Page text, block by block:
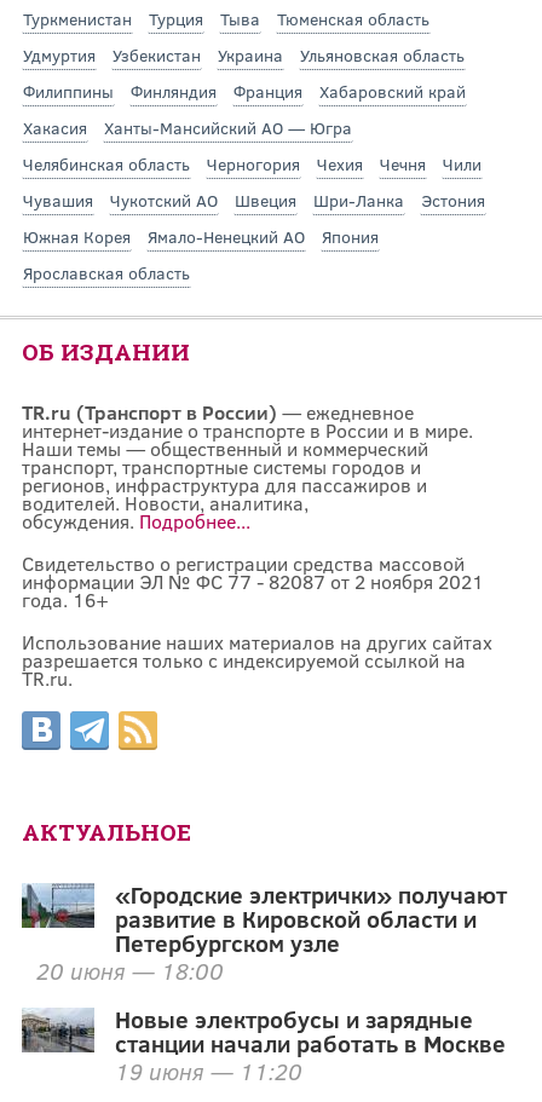
Туркменистан
Турция Тыва
Тюменская область
Удмуртия
Узбекистан Украина
Ульяновская область
Филиппины
Финляндия Франция
Хабаровский край
Хакасия
Ханты-Мансийский АО — Югра
Челябинская область
Черногория Чехия Чечня
Чили
Чувашия
Чукотский АО Швеция Шри-Ланка
Эстония
Южная Корея
Ямало-Ненецкий АО
Япония
Ярославская область
ОБ ИЗДАНИИ
TR.ru (Транспорт в России) — ежедневное
интернет-издание о транспорте в России и в мире.
Наши темы — общественный и коммерческий
транспорт, транспортные системы городов и
регионов, инфраструктура для пассажиров и
водителей. Новости, аналитика,
обсуждения. Подробнее...
Свидетельство о регистрации средства массовой
информации ЭЛ № ФС 77 - 82087 от 2 ноября 2021
года. 16+
Использование наших материалов на других сайтах
разрешается только с индексируемой ссылкой на
TR.ru.
АКТУАЛЬНОЕ
«Городские электрички» получают
развитие в Кировской области и
Петербургском узле
20 июня — 18:00
Новые электробусы и зарядные
станции начали работать в Москве
19 июня — 11:20